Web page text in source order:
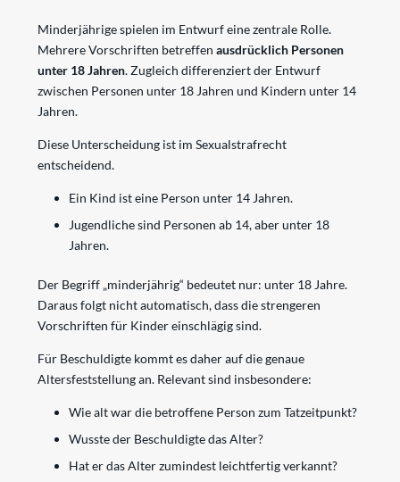
Minderjährige spielen im Entwurf eine zentrale Rolle.
Mehrere Vorschriften betreffen ausdrücklich Personen
unter 18 Jahren. Zugleich differenziert der Entwurf
zwischen Personen unter 18 Jahren und Kindern unter 14
Jahren.
Diese Unterscheidung ist im Sexualstrafrecht
entscheidend.
Ein Kind ist eine Person unter 14 Jahren.
Jugendliche sind Personen ab 14, aber unter 18
Jahren.
Der Begriff „minderjährig“ bedeutet nur: unter 18 Jahre.
Daraus folgt nicht automatisch, dass die strengeren
Vorschriften für Kinder einschlägig sind.
Für Beschuldigte kommt es daher auf die genaue
Altersfeststellung an. Relevant sind insbesondere:
Wie alt war die betroffene Person zum Tatzeitpunkt?
Wusste der Beschuldigte das Alter?
Hat er das Alter zumindest leichtfertig verkannt?